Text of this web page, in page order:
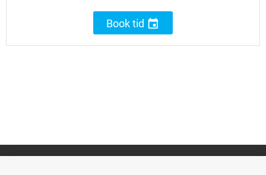
Book tid 